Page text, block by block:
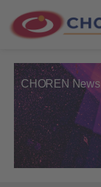
CHOREN News